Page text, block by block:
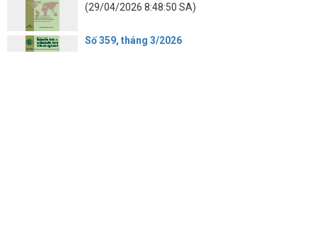
(29/04/2026 8:48:50 SA)
Số 359, tháng 3/2026